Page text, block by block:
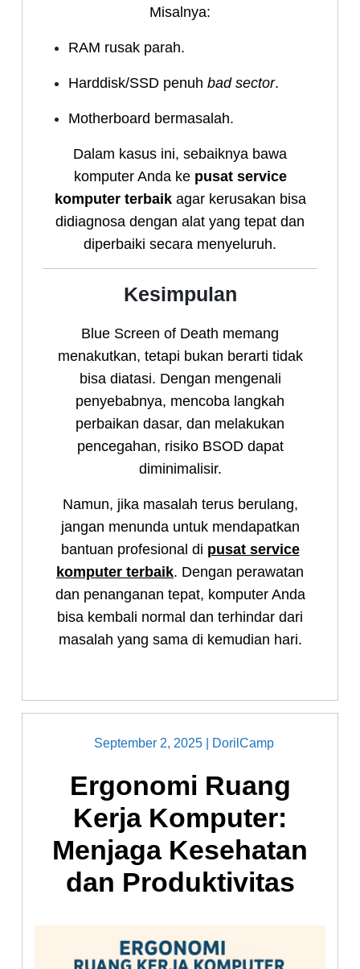
Misalnya:
RAM rusak parah.
Harddisk/SSD penuh bad sector.
Motherboard bermasalah.
Dalam kasus ini, sebaiknya bawa
komputer Anda ke pusat service
komputer terbaikagar kerusakan bisa
didiagnosa dengan alat yang tepat dan
diperbaiki secara menyeluruh.
Kesimpulan
Blue Screen of Death memang
menakutkan, tetapi bukan berarti tidak
bisa diatasi. Dengan mengenali
penyebabnya, mencoba langkah
perbaikan dasar, dan melakukan
pencegahan, risiko BSOD dapat
diminimalisir.
Namun, jika masalah terus berulang,
jangan menunda untuk mendapatkan
bantuan profesional di pusat service
komputer terbaik. Dengan perawatan
dan penanganan tepat, komputer Anda
bisa kembali normal dan terhindar dari
masalah yang sama di kemudian hari.
September 2, 2025 DorilCamp
Ergonomi Ruang
Kerja Komputer:
Menjaga Kesehatan
dan Produktivitas